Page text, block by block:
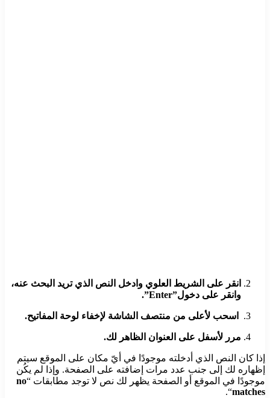
انقر على الشريط العلوي وادخل النص الذي تريد البحث عنه،
وانقر على دخول”Enter”.
اسحب لأعلى من منتصف الشاشة لإخفاء لوحة المفاتيح.
مرر لأسفل على العنوان الظاهر لك.
إذا كان النص الذي أدخلته موجودًا في أيّ مكان على الموقع سيتم
إظهاره لك إلى جنب عدد مرات إضافته على الصفحة. وإذا لم يكُن
موجودًا في الموقع أو الصفحة يظهر لك نص لا توجد مطابقات “no
matches
“.